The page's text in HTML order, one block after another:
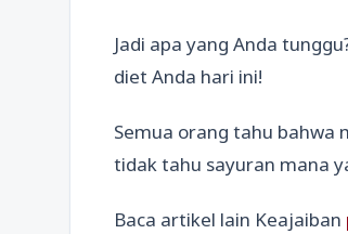
Jadi apa yang Anda
diet Anda hari ini!
Semua orang tahu bahwa
tidak tahu sayuran mana
Baca artikel lain Keajaiban